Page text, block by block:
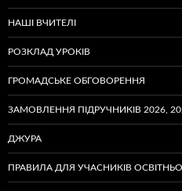
НАШІ ВЧИТЕЛІ
РОЗКЛАД УРОКІВ
ГРОМАДСЬКЕ ОБГОВОРЕННЯ
ЗАМОВЛЕННЯ ПІДРУЧНИКІВ 2026,
ДЖУРА
ПРАВИЛА ДЛЯ УЧАСНИКІВ